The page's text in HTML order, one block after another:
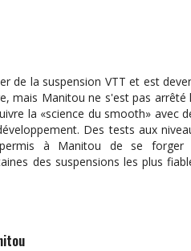
de la suspension VTT et est
mais Manitou ne s'est pas arrêté
la «science du smooth» avec
Des tests aux
à Manitou de se forger
des suspensions les plus